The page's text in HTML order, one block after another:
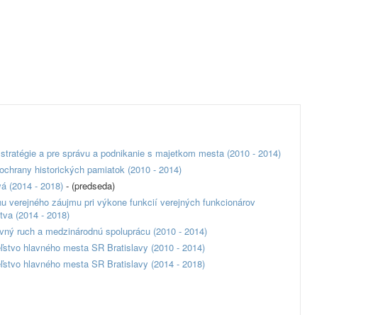
a pre správu a podnikanie s majetkom mesta (2010 - 2014)
historických pamiatok (2010 - 2014)
(2014 - 2018) - (predseda)
verejného záujmu pri výkone funkcií verejných funkcionárov
(2014 - 2018)
ruch a medzinárodnú spoluprácu (2010 - 2014)
hlavného mesta SR Bratislavy (2010 - 2014)
hlavného mesta SR Bratislavy (2014 - 2018)